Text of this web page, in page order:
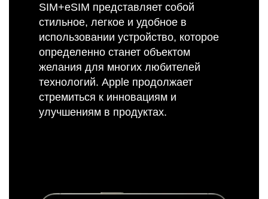
SIM+eSIM представляет собой
стильное, легкое и удобное в
использовании устройство, которое
определенно станет объектом
желания для многих любителей
технологий. Apple продолжает
стремиться к инновациям и
улучшениям в продуктах.